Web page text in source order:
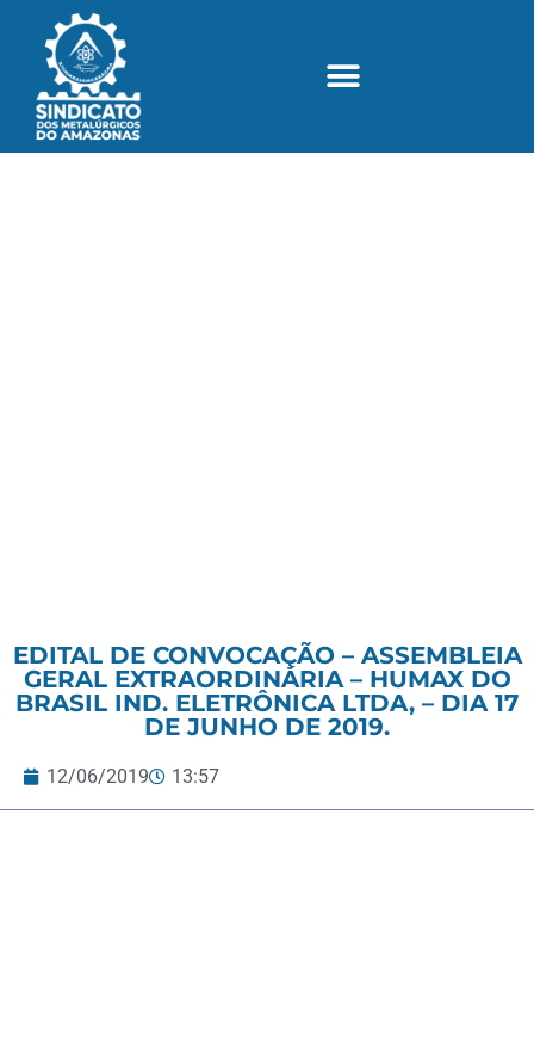
EDITAL DE CONVOCAÇÃO – ASSEMBLEIA
GERAL EXTRAORDINÁRIA – HUMAX DO
BRASIL IND. ELETRÔNICA LTDA, – DIA 17
DE JUNHO DE 2019.
12/06/2019 13:57